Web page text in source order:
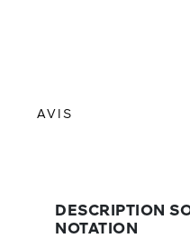
AVIS